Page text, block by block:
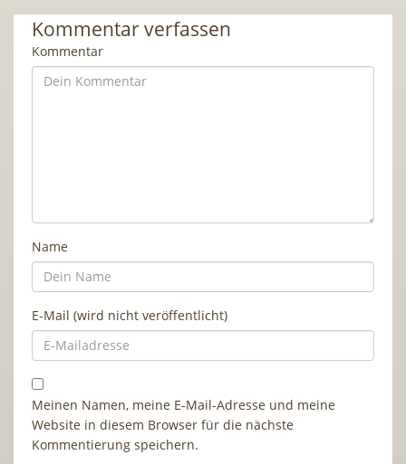
Kommentar verfassen
Kommentar
Name
E-Mail (wird nicht veröffentlicht)
Meinen Namen, meine E-Mail-Adresse und meine
Website in diesem Browser für die nächste
Kommentierung speichern.